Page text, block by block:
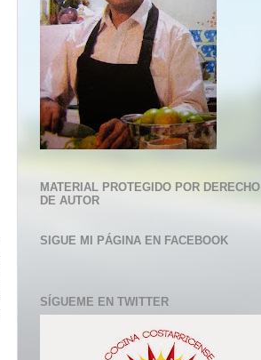
MATERIAL PROTEGIDO POR DERECHO
DE AUTOR
SIGUE MI PÁGINA EN FACEBOOK
SÍGUEME EN TWITTER